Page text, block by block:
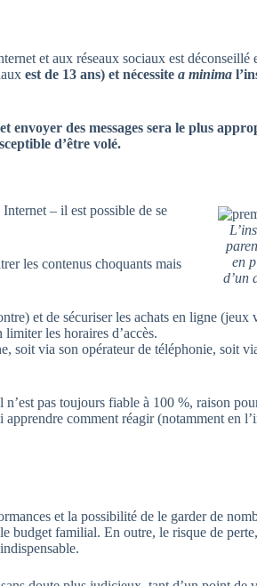
et aux réseaux sociaux est déconseillé
est de 13 ans) et nécessite a minima
des messages sera le plus
d’être volé.
en
d’un
– il est possible de se
les contenus choquants mais
et de sécuriser les achats en ligne (jeux
les horaires d’accès.
soit via son opérateur de téléphonie, soit
pas toujours fiable à 100 %, raison
comment réagir (notamment en
et la possibilité de le garder de
budget familial. En outre, le risque de